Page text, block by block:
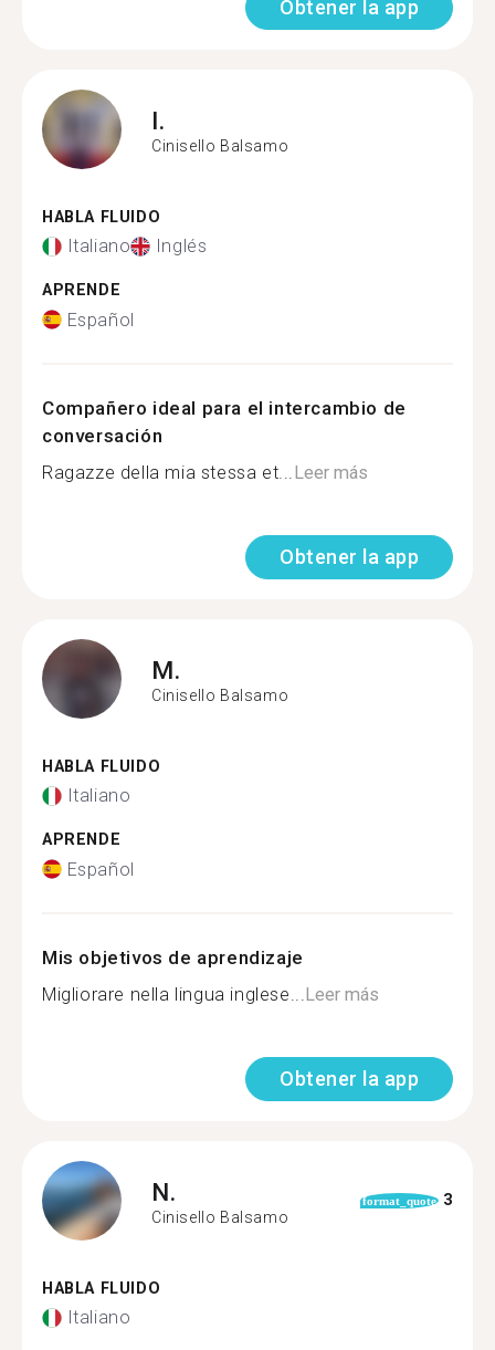
Obtener la app
I.
Cinisello Balsamo
HABLA FLUIDO
Italiano Inglés
APRENDE
Español
Compañero ideal para el intercambio de
conversación
Ragazze della mia stessa et... Leer más
Obtener la app
M.
Cinisello Balsamo
HABLA FLUIDO
Italiano
APRENDE
Español
Mis objetivos de aprendizaje
Migliorare nella lingua inglese... Leer más
Obtener la app
N.
Cinisello Balsamo
format_quote 3
HABLA FLUIDO
Italiano